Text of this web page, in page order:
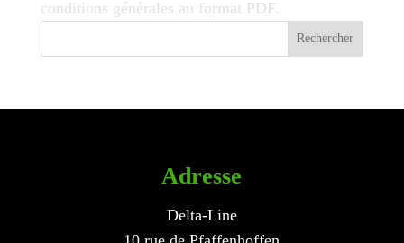
conditions générales au format PDF.
Rechercher
Adresse
Delta-Line